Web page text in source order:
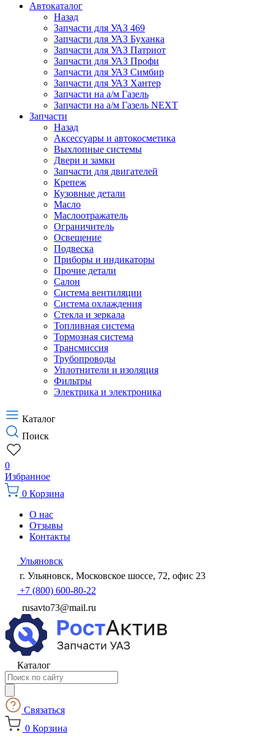
Автокаталог
Назад
Запчасти для УАЗ 469
Запчасти для УАЗ Буханка
Запчасти для УАЗ Патриот
Запчасти для УАЗ Профи
Запчасти для УАЗ Симбир
Запчасти для УАЗ Хантер
Запчасти на а/м Газель
Запчасти на а/м Газель NEXT
Запчасти
Назад
Аксессуары и автокосметика
Выхлопные системы
Двери и замки
Запчасти для двигателей
Крепеж
Кузовные детали
Масло
Маслоотражатель
Ограничитель
Освещение
Подвеска
Приборы и индикаторы
Прочие детали
Салон
Система вентиляции
Система охлаждения
Стекла и зеркала
Топливная система
Тормозная система
Трансмиссия
Трубопроводы
Уплотнители и изоляция
Фильтры
Электрика и электроника
Каталог
Поиск
0
Избранное
0 Корзина
О нас
Отзывы
Контакты
Ульяновск
г. Ульяновск, Московское шоссе, 72, офис 23
+7 (800) 600-80-22
rusavto73@mail.ru
Каталог
Поиск
товаров
Связаться
0 Корзина